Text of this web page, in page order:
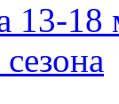
13-18